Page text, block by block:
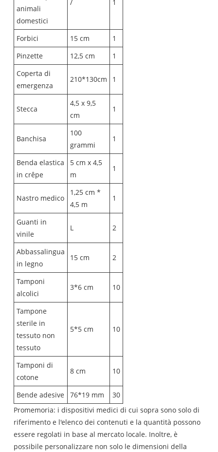
animali
domestici
/ 1
Forbici 15 cm
1
Pinzette
12,5 cm
1
Coperta di
emergenza
210*130cm 1
Stecca
4,5 x 9,5
cm
1
Banchisa
100
grammi
1
Benda elastica
in crêpe
5 cm x 4,5
m
1
Nastro medico
1,25 cm *
4,5 m
1
Guanti in
vinile
L 2
Abbassalingua
in legno
15 cm 2
Tamponi
alcolici
3*6 cm 10
Tampone
sterile in
tessuto non
tessuto
5*5 cm 10
Tamponi di
cotone
8 cm 10
Bende adesive 76*19 mm
30
Promemoria: i dispositivi medici di cui sopra sono solo di
riferimento e l'elenco dei contenuti e la quantità possono
essere regolati in base al mercato locale. Inoltre, è
possibile personalizzare non solo le dimensioni della